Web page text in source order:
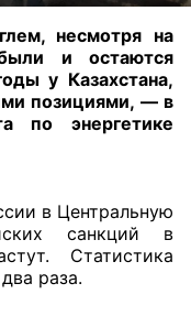
несмотря на
и остаются
у Казахстана,
позициями, — в
по энергетике
в Центральную
санкций в
Статистика
раза.